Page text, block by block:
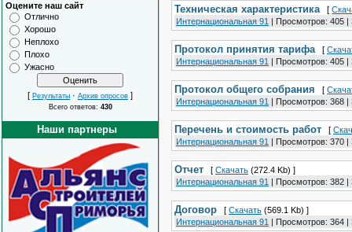
Оцените наш сайт
Отлично
Хорошо
Неплохо
Плохо
Ужасно
[ Результаты · Архив опросов ]
Всего ответов: 430
Наши партнеры
Техническая характеристика [
Интернациональная 91
Просмотров: 405
Протокол принятия тарифа [
Интернациональная 91
Просмотров: 405
Протокол общего собрания [
Интернациональная 91
Просмотров: 368
Перечень и стоимость работ [
Интернациональная 91
Просмотров: 370
Отчет [ Скачать (272.4 Kb) ]
Интернациональная 91
Просмотров: 382
Договор [ Скачать (569.1 Kb) ]
Интернациональная 91
Просмотров: 364